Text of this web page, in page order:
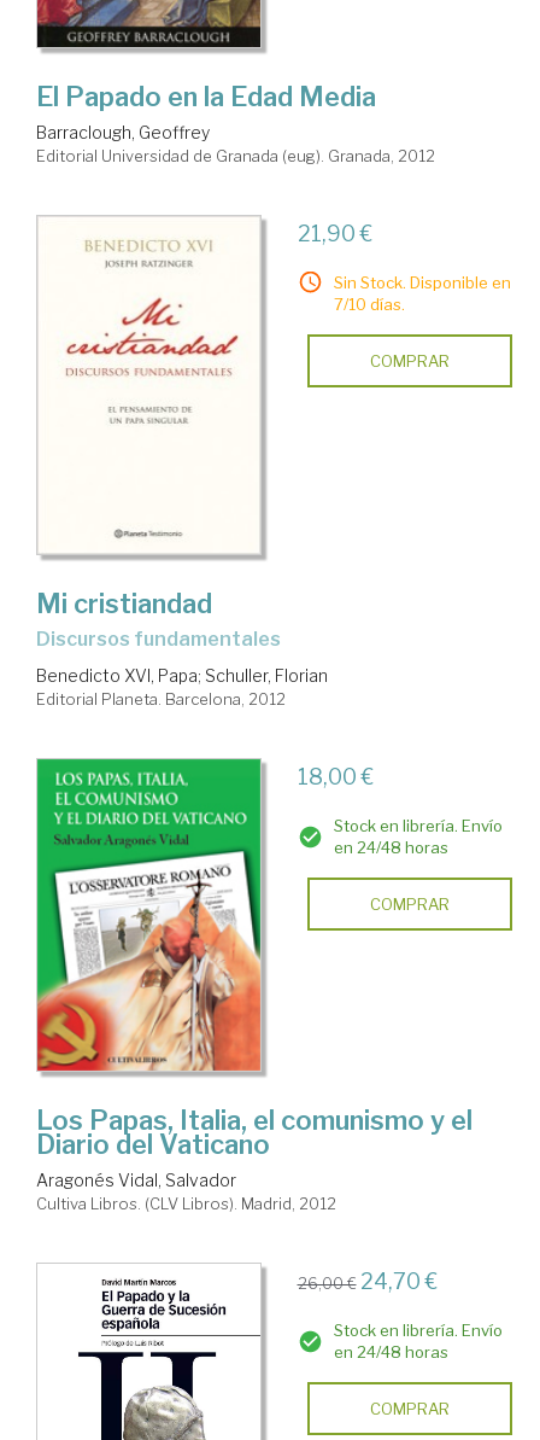
El Papado en la Edad Media
Barraclough, Geoffrey
Editorial Universidad de Granada (eug). Granada, 2012
21,90 €
Sin Stock. Disponible en
7/10 días.
COMPRAR
Mi cristiandad
discursos fundamentales
Benedicto XVI, Papa; Schuller, Florian
Editorial Planeta. Barcelona, 2012
18,00 €
Stock en librería. Envío
en 24/48 horas
COMPRAR
Los Papas, Italia, el comunismo y el
Diario del Vaticano
Aragonés Vidal, Salvador
Cultiva Libros. (CLV Libros). Madrid, 2012
26,00 € 24,70 €
Stock en librería. Envío
en 24/48 horas
COMPRAR